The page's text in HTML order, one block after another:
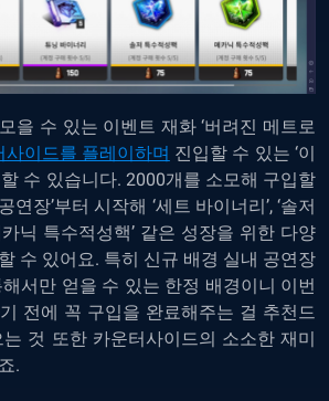
을 수 있는 이벤트 재화 ‘버려진 메트로
사이드를 플레이하며 진입할 수 있는 ‘이
수 있습니다. 2000개를 소모해 구입할
연장’부터 시작해 ‘세트 바이너리’, ‘솔저
카닉 특수적성핵’ 같은 성장을 위한 다양
수 있어요. 특히 신규 배경 실내 공연장
서만 얻을 수 있는 한정 배경이니 이번
전에 꼭 구입을 완료해주는 걸 추천드
것 또한 카운터사이드의 소소한 재미
.